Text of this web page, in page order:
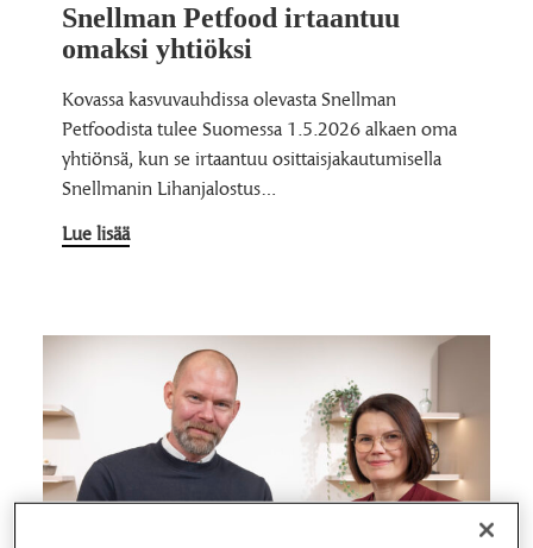
Snellman Petfood irtaantuu
omaksi yhtiöksi
Kovassa kasvuvauhdissa olevasta Snellman
Petfoodista tulee Suomessa 1.5.2026 alkaen oma
yhtiönsä, kun se irtaantuu osittaisjakautumisella
Snellmanin Lihanjalostus…
Lue lisää